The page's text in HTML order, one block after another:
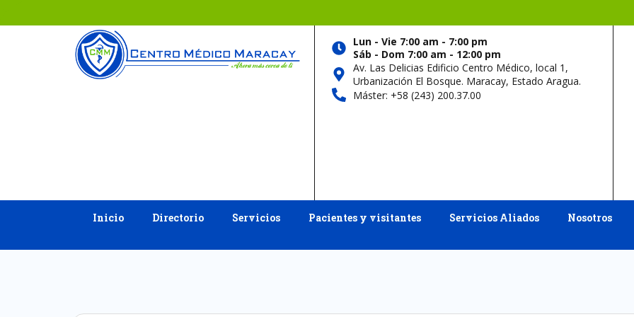
Lun - Vie 7:00 am - 7:00 pm
Sáb - Dom 7:00 am - 12:00 pm
Av. Las Delicias Edificio Centro Médico, local 1,
Urbanización El Bosque. Maracay, Estado Aragua.
Máster: +58 (243) 200.37.00
Inicio Directorio Servicios Pacientes y visitantes Servicios Aliados Nosotros